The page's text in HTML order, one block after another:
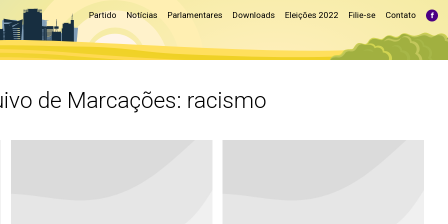
Partido Notícias Parlamentares Downloads Eleições 2022 Filie-se Contato
de Marcações: racismo